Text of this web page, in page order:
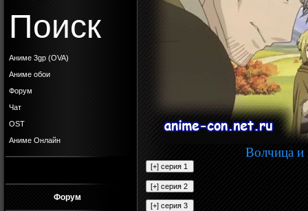
Поиск
Аниме 3gp (OVA)
Аниме обои
Форум
Чат
OST
Аниме Онлайн
Форум
Волчица и